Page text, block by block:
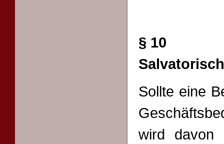
§ 10
Sollte eine
wird davon